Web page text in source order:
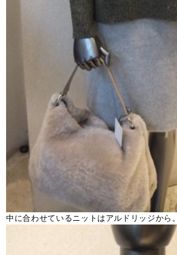
中に合わせているニットはアルドリッジから。